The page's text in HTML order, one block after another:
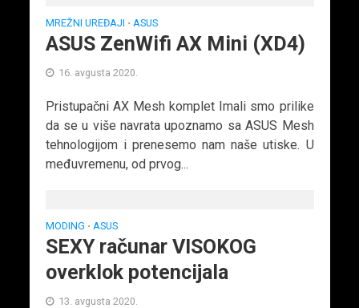
MREŽNI UREĐAJI • ASUS
ASUS ZenWifi AX Mini (XD4)
16. avgusta 2020.
Pristupačni AX Mesh komplet Imali smo prilike
da se u više navrata upoznamo sa ASUS Mesh
tehnologijom i prenesemo nam naše utiske. U
međuvremenu, od prvog...
MODING • ASUS
SEXY računar VISOKOG
overklok potencijala
13. avgusta 2020.